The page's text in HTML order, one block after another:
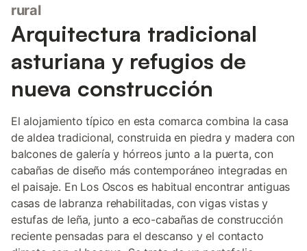
rural
Arquitectura tradicional
asturiana y refugios de
nueva construcción
El alojamiento típico en esta comarca combina la casa
de aldea tradicional, construida en piedra y madera con
balcones de galería y hórreos junto a la puerta, con
cabañas de diseño más contemporáneo integradas en
el paisaje. En Los Oscos es habitual encontrar antiguas
casas de labranza rehabilitadas, con vigas vistas y
estufas de leña, junto a eco-cabañas de construcción
reciente pensadas para el descanso y el contacto